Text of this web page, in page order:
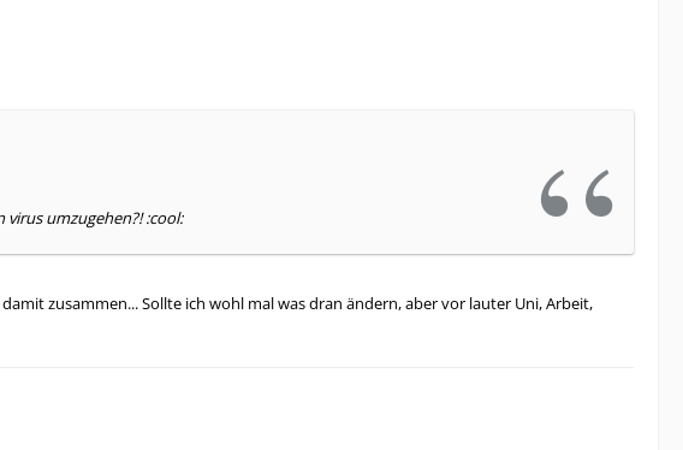
virus umzugehen?! :cool:
zusammen... Sollte ich wohl mal was dran ändern, aber vor lauter Uni, Arbeit,